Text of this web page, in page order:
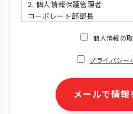
2. 個人情報保護管理者
コーポレート部部長
・ご請求された資料の送付のた
・本サービス及び本サービス
サービス又は商品等の広告配
個人情報の
プライバシー
メールで情報